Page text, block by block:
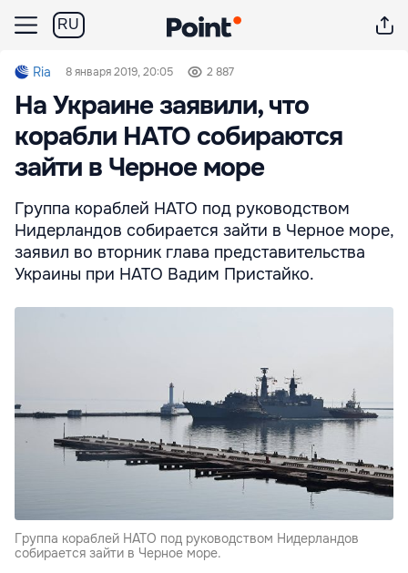
RU
Ria 8 января 2019, 20:05 2 887
На Украине заявили, что
корабли НАТО собираются
зайти в Черное море
Группа кораблей НАТО под руководством
Нидерландов собирается зайти в Черное море,
заявил во вторник глава представительства
Украины при НАТО Вадим Пристайко.
Группа кораблей НАТО под руководством Нидерландов
собирается зайти в Черное море.